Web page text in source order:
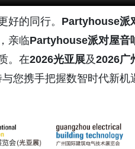
好的同行。 Partyhouse派
亲临Partyhouse派对屋音
。在2026光亚展及2026广
与您携手把握数智时代新